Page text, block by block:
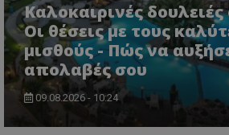
Καλοκαιρινές
Οι θέσεις με τους
μισθούς - Πώς να
απολαβές σου
09.08.2026 - 10:24